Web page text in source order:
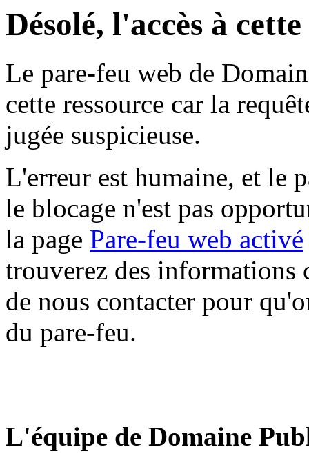
Désolé, l'accès à
Le pare-feu web de
cette ressource car la
jugée suspicieuse.
L'erreur est humaine, et le
le blocage n'est pas
la page Pare-feu web activé
trouverez des informations
de nous contacter pour
du pare-feu.
L'équipe de Domaine